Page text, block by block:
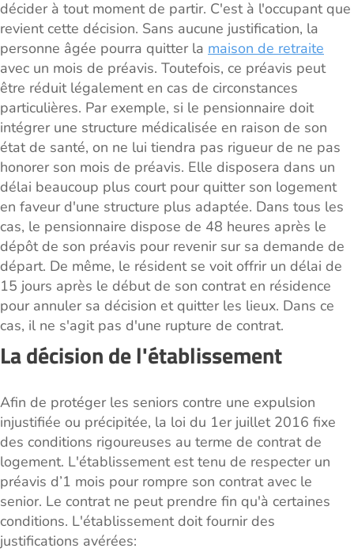
décider à tout moment de partir. C'est à l'occupant que
revient cette décision. Sans aucune justification, la
personne âgée pourra quitter la maison de retraite
avec un mois de préavis. Toutefois, ce préavis peut
être réduit légalement en cas de circonstances
particulières. Par exemple, si le pensionnaire doit
intégrer une structure médicalisée en raison de son
état de santé, on ne lui tiendra pas rigueur de ne pas
honorer son mois de préavis. Elle disposera dans un
délai beaucoup plus court pour quitter son logement
en faveur d'une structure plus adaptée. Dans tous les
cas, le pensionnaire dispose de 48 heures après le
dépôt de son préavis pour revenir sur sa demande de
départ. De même, le résident se voit offrir un délai de
15 jours après le début de son contrat en résidence
pour annuler sa décision et quitter les lieux. Dans ce
cas, il ne s'agit pas d'une rupture de contrat.
La décision de l'établissement
Afin de protéger les seniors contre une expulsion
injustifiée ou précipitée, la loi du 1er juillet 2016 fixe
des conditions rigoureuses au terme de contrat de
logement. L'établissement est tenu de respecter un
préavis d’1 mois pour rompre son contrat avec le
senior. Le contrat ne peut prendre fin qu'à certaines
conditions. L'établissement doit fournir des
justifications avérées: